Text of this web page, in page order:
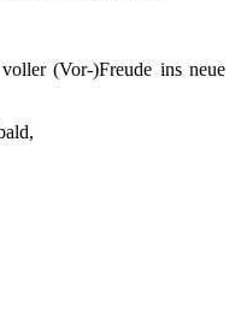
(Vor-)Freude ins neue